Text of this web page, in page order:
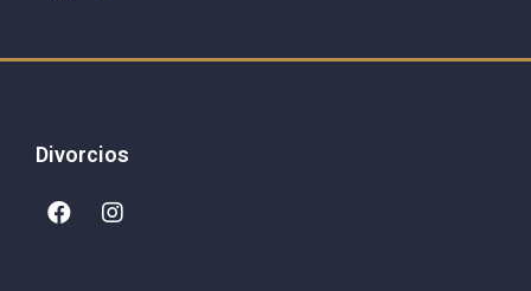
Divorcios